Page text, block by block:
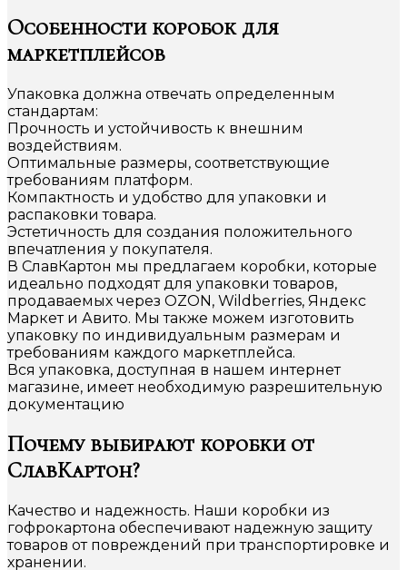
Особенности коробок для
маркетплейсов
Упаковка должна отвечать определенным
стандартам:
Прочность и устойчивость к внешним
воздействиям.
Оптимальные размеры, соответствующие
требованиям платформ.
Компактность и удобство для упаковки и
распаковки товара.
Эстетичность для создания положительного
впечатления у покупателя.
В СлавКартон мы предлагаем коробки, которые
идеально подходят для упаковки товаров,
продаваемых через OZON, Wildberries, Яндекс
Маркет и Авито. Мы также можем изготовить
упаковку по индивидуальным размерам и
требованиям каждого маркетплейса.
Вся упаковка, доступная в нашем интернет
магазине, имеет необходимую разрешительную
документацию
Почему выбирают коробки от
СлавКартон?
Качество и надежность. Наши коробки из
гофрокартона обеспечивают надежную защиту
товаров от повреждений при транспортировке и
хранении.